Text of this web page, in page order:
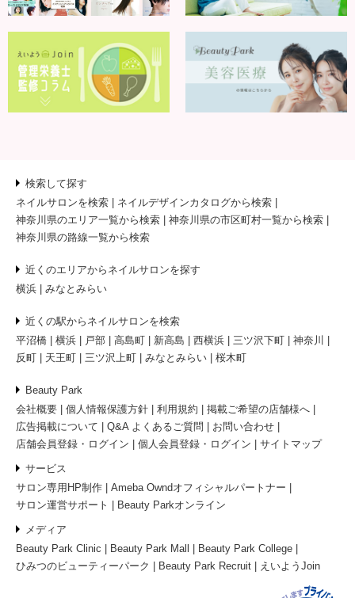
検索して探す
ネイルサロンを検索
ネイルデザインカタログから検索
神奈川県のエリア一覧から検索
神奈川県の市区町村一覧から検索
神奈川県の路線一覧から検索
近くのエリアからネイルサロンを探す
横浜
みなとみらい
近くの駅からネイルサロンを検索
平沼橋
横浜 戸部 高島町 新高島 西横浜 三ツ沢下町
神奈川
反町
天王町 三ツ沢上町 みなとみらい 桜木町
Beauty Park
会社概要
個人情報保護方針 利用規約
掲載ご希望の店舗様へ
広告掲載について
Q&A よくあるご質問
お問い合わせ
店舗会員登録・ログイン
個人会員登録・ログイン サイトマップ
サービス
サロン専用HP制作
Ameba Owndオフィシャルパートナー
サロン運営サポート
Beauty Parkオンライン
メディア
Beauty Park Clinic
Beauty Park Mall
Beauty Park College
ひみつのビューティーパーク
Beauty Park Recruit えいようJoin